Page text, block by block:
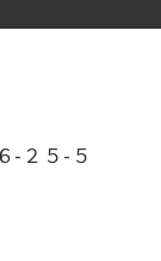
-２５-５